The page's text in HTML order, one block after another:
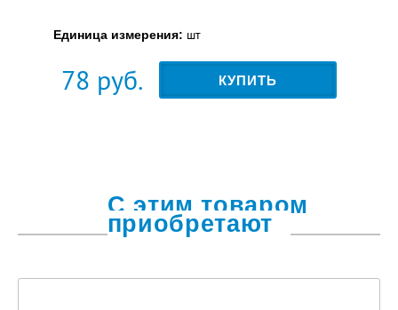
Единица измерения: шт
78 руб. КУПИТЬ
С этим товаром
приобретают